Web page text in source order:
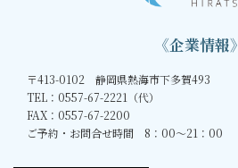
《企業情報》
〒413-0102 静岡県熱海市下多賀493
TEL：0557-67-2221（代）
FAX：0557-67-2200
ご予約・お問合せ時間 8：00～21：00